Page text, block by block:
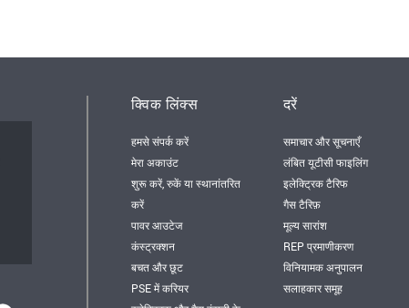
क्विक लिंक्स
हमसे संपर्क करें
मेरा अकाउंट
शुरू करें, रुकें या स्थानांतरित
करें
पावर आउटेज
कंस्ट्रक्शन
बचत और छूट
PSE में करियर
दरें
समाचार और सूचनाएँ
लंबित यूटीसी फाइलिंग
इलेक्ट्रिक टैरिफ
गैस टैरिफ़
मूल्य सारांश
REP प्रमाणीकरण
विनियामक अनुपालन
सलाहकार समूह